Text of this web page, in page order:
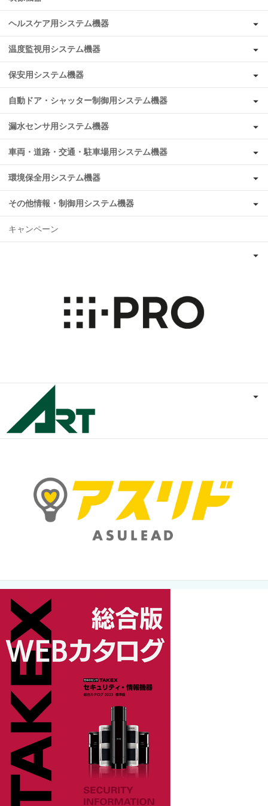
ヘルスケア用システム機器
温度監視用システム機器
保安用システム機器
自動ドア・シャッター制御用システム機器
漏水センサ用システム機器
車両・道路・交通・駐車場用システム機器
環境保全用システム機器
その他情報・制御用システム機器
キャンペーン